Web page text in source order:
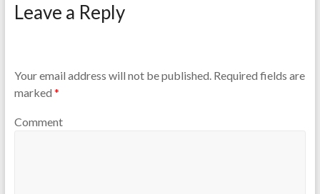
Leave a Reply
Your email address will not be published. Required fields are
marked *
Comment